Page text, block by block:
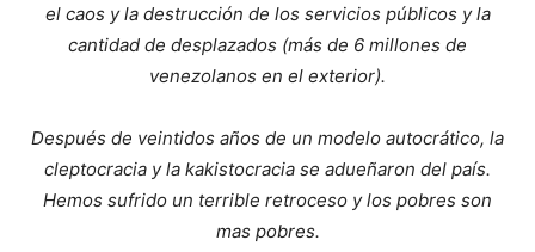
el caos y la destrucción de los servicios públicos y la
cantidad de desplazados (más de 6 millones de
venezolanos en el exterior).
Después de veintidos años de un modelo autocrático, la
cleptocracia y la kakistocracia se adueñaron del país.
Hemos sufrido un terrible retroceso y los pobres son
mas pobres.